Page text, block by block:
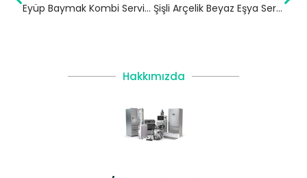
Eyüp Baymak Kombi Servisi – Eyüpsultan Yetkili Servis Şişli Arçelik Beyaz Eşya Servisi
Hakkımızda